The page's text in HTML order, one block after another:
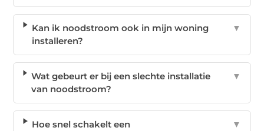
Kan ik noodstroom ook in mijn woning
installeren?
▼
Wat gebeurt er bij een slechte installatie
van noodstroom?
▼
Hoe snel schakelt een
▼